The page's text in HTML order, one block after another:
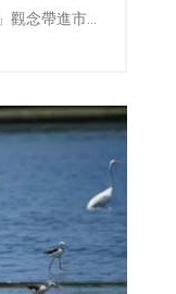
觀念帶進市